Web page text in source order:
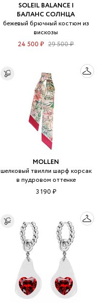
SOLEIL BALANCE |
БАЛАНС СОЛНЦА
бежевый брючный костюм из
вискозы
24 500 ₽ 29 500 ₽
MOLLEN
шелковый твилли шарф корсак
в пудровом оттенке
3 190 ₽